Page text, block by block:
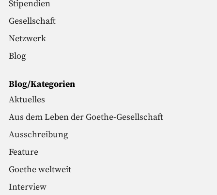
Stipendien
Gesellschaft
Netzwerk
Blog
Blog/Kategorien
Aktuelles
Aus dem Leben der Goethe-Gesellschaft
Ausschreibung
Feature
Goethe weltweit
Interview